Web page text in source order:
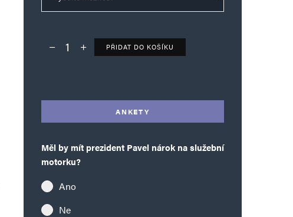
Deník TO – verze bez reklam množství
PŘIDAT DO KOŠÍKU
ANKETY
Měl by mít prezident Pavel nárok na služební
motorku?
Ano
Ne